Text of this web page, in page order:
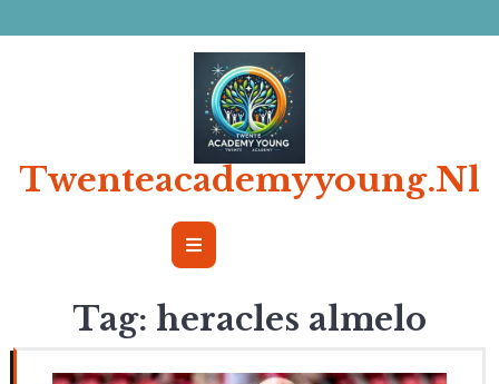
naar
Twenteacademyyoung.nl
Open
Tag: heracles almelo